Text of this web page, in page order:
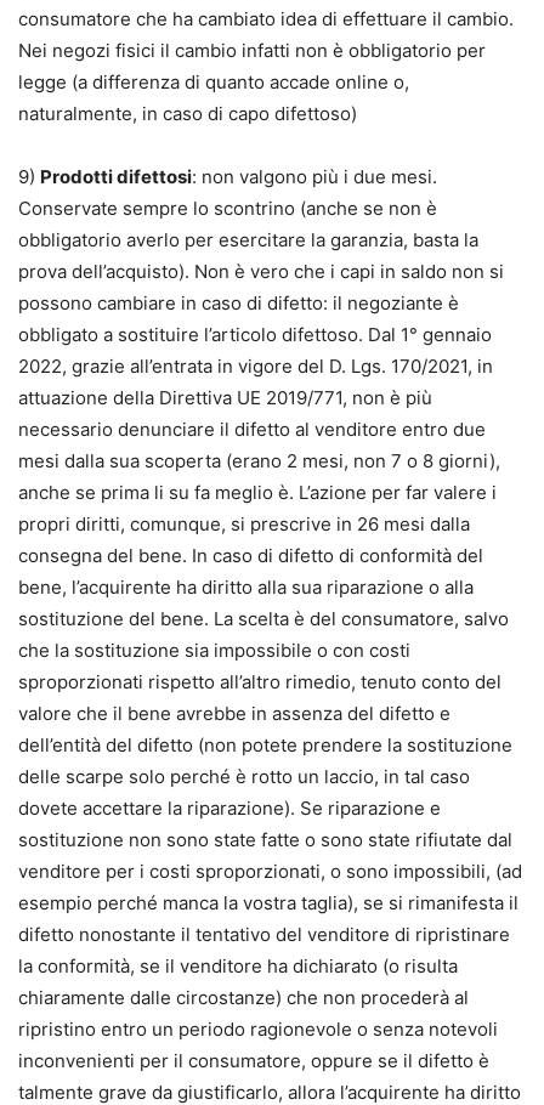
consumatore che ha cambiato idea di effettuare il cambio.
Nei negozi fisici il cambio infatti non è obbligatorio per
legge (a differenza di quanto accade online o,
naturalmente, in caso di capo difettoso)
9) Prodotti difettosi: non valgono più i due mesi.
Conservate sempre lo scontrino (anche se non è
obbligatorio averlo per esercitare la garanzia, basta la
prova dell’acquisto). Non è vero che i capi in saldo non si
possono cambiare in caso di difetto: il negoziante è
obbligato a sostituire l’articolo difettoso. Dal 1° gennaio
2022, grazie all’entrata in vigore del D. Lgs. 170/2021, in
attuazione della Direttiva UE 2019/771, non è più
necessario denunciare il difetto al venditore entro due
mesi dalla sua scoperta (erano 2 mesi, non 7 o 8 giorni),
anche se prima li su fa meglio è. L’azione per far valere i
propri diritti, comunque, si prescrive in 26 mesi dalla
consegna del bene. In caso di difetto di conformità del
bene, l’acquirente ha diritto alla sua riparazione o alla
sostituzione del bene. La scelta è del consumatore, salvo
che la sostituzione sia impossibile o con costi
sproporzionati rispetto all’altro rimedio, tenuto conto del
valore che il bene avrebbe in assenza del difetto e
dell’entità del difetto (non potete prendere la sostituzione
delle scarpe solo perché è rotto un laccio, in tal caso
dovete accettare la riparazione). Se riparazione e
sostituzione non sono state fatte o sono state rifiutate dal
venditore per i costi sproporzionati, o sono impossibili, (ad
esempio perché manca la vostra taglia), se si rimanifesta il
difetto nonostante il tentativo del venditore di ripristinare
la conformità, se il venditore ha dichiarato (o risulta
chiaramente dalle circostanze) che non procederà al
ripristino entro un periodo ragionevole o senza notevoli
inconvenienti per il consumatore, oppure se il difetto è
talmente grave da giustificarlo, allora l’acquirente ha diritto